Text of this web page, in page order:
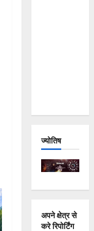
ज्योतिष
अपने क्षेत्र से
करे रिपोर्टिंग